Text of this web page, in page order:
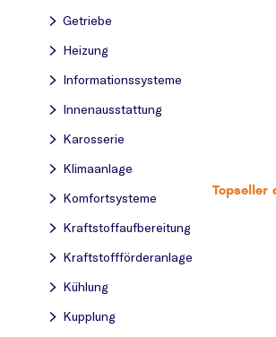
Getriebe
Heizung
Informationssysteme
Innenausstattung
Karosserie
Klimaanlage
Komfortsysteme
Kraftstoff­aufbereitung
Kraftstoff­förderanlage
Kühlung
Kupplung
Topseller